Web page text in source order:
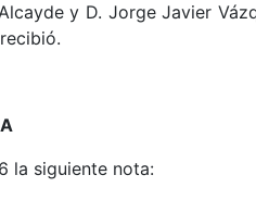
y D. Jorge Javier
la siguiente nota: